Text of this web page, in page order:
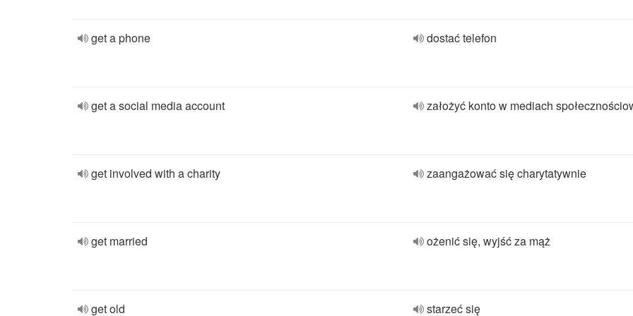
get a phone dostać telefon
get a social media account założyć konto w mediach
get involved with a charity zaangażować się charytatywnie
get married ożenić się, wyjść za mąż
get old starzeć się